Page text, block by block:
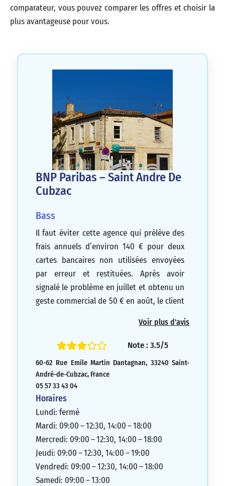
comparateur, vous pouvez comparer les offres et choisir la
plus avantageuse pour vous.
BNP Paribas – Saint Andre De
Cubzac
Bass
Il faut éviter cette agence qui prélève des
frais annuels d’environ 140 € pour deux
cartes bancaires non utilisées envoyées
par erreur et restituées. Après avoir
signalé le problème en juillet et obtenu un
geste commercial de 50 € en août, le client
septembre. Après 15 jours sans nouvelles,
il s’est rendu à l’agence de Bordeaux et a
expliqué à l’agence que c’était à eux de
rembourser. En Octobre, le client a
renouvelé sa demande mais a reçu une
réponse indiquant que le directeur était
en vacances pendant une semaine. Jusqu’à
présent, après 4 mois, le client n’a
toujours pas été remboursé. Il est
recommandé d’éviter cette agence qui a
une mauvaise pratique commerciale.
Voir plus d'avis
Note : 3.5/5
60-62 Rue Emile Martin Dantagnan, 33240 Saint-
André-de-Cubzac, France
05 57 33 43 04
Horaires
Lundi: fermé
Mardi: 09:00 – 12:30, 14:00 – 18:00
Mercredi: 09:00 – 12:30, 14:00 – 18:00
Jeudi: 09:00 – 12:30, 14:00 – 19:00
Vendredi: 09:00 – 12:30, 14:00 – 18:00
Samedi: 09:00 – 13:00